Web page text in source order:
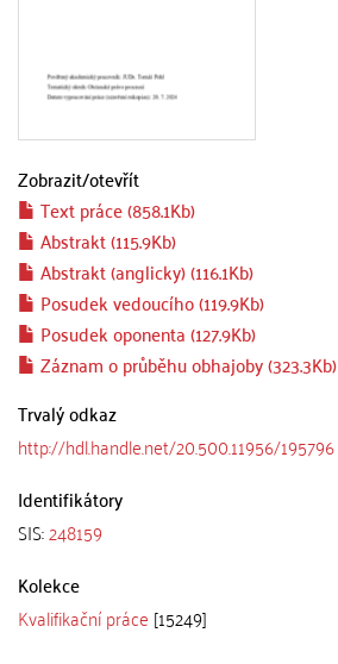
Zobrazit/otevřít
Text práce (858.1Kb)
Abstrakt (115.9Kb)
Abstrakt (anglicky) (116.1Kb)
Posudek vedoucího (119.9Kb)
Posudek oponenta (127.9Kb)
Záznam o průběhu obhajoby (323.3Kb)
Trvalý odkaz
http://hdl.handle.net/20.500.11956/195796
Identifikátory
SIS:248159
Kolekce
Kvalifikační práce [15249]